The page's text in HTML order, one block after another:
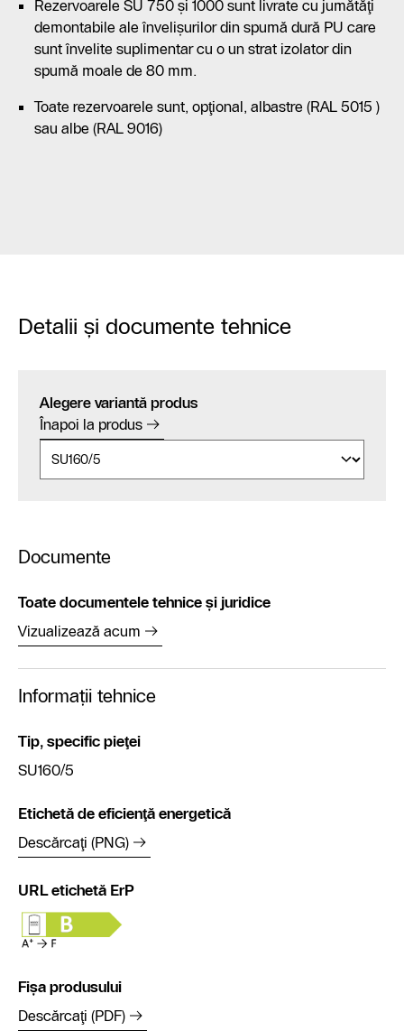
Rezervoarele SU 750 şi 1000 sunt livrate cu jumătăţi
demontabile ale învelişurilor din spumă dură PU care
sunt învelite suplimentar cu o un strat izolator din
spumă moale de 80 mm.
Toate rezervoarele sunt, opţional, albastre (RAL 5015 )
sau albe (RAL 9016)
Detalii şi documente tehnice
Alegere variantă produs
Înapoi la produs
Documente
Toate documentele tehnice și juridice
Vizualizează acum
Informații tehnice
Tip, specific pieţei
SU160/5
Etichetă de eficienţă energetică
Descărcaţi (PNG)
URL etichetă ErP
Fișa produsului
Descărcaţi (PDF)